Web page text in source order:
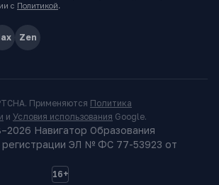
с Политикой.
Zen
Применяются Политика
и Условия использования Google.
2026 Навигатор Образования
регистрации ЭЛ № ФС 77-53923 от
16+